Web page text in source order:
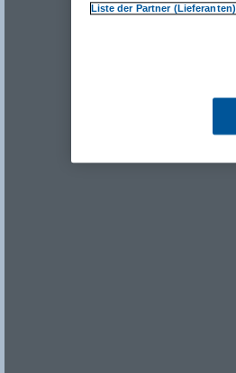
Liste der Partner (Lieferanten)